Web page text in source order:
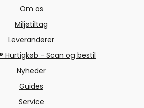
Om os
Miljøtiltag
Leverandører
Hurtigkøb - Scan og bestil
Nyheder
Guides
Service